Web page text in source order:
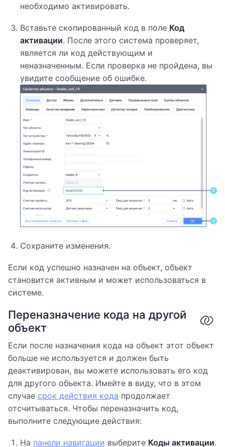
необходимо активировать.
Вставьте скопированный код в поле Код
активации. После этого система проверяет,
является ли код действующим и
неназначенным. Если проверка не пройдена, вы
увидите сообщение об ошибке.
Сохраните изменения.
Если код успешно назначен на объект, объект
становится активным и может использоваться в
системе.
Переназначение кода на другой
объект
Если после назначения кода на объект этот объект
больше не используется и должен быть
деактивирован, вы можете использовать его код
для другого объекта. Имейте в виду, что в этом
случае срок действия кода продолжает
отсчитываться. Чтобы переназначить код,
выполните следующие действия:
На панели навигации выберите Коды активации.